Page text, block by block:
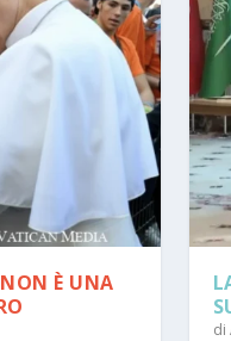
È UNA
di